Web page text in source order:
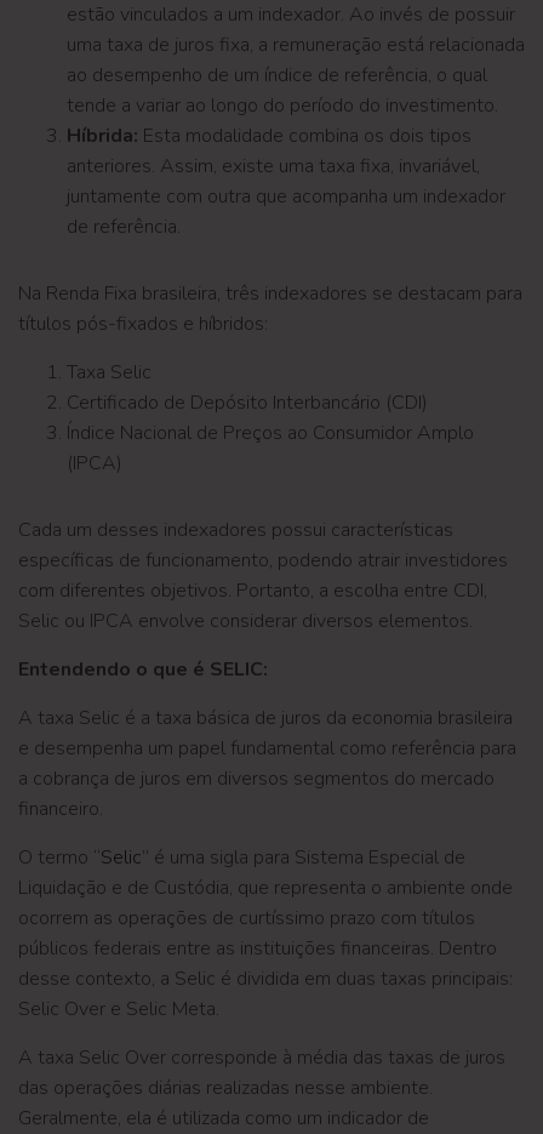
estão vinculados a um indexador. Ao invés de possuir
uma taxa de juros fixa, a remuneração está relacionada
ao desempenho de um índice de referência, o qual
tende a variar ao longo do período do investimento.
Híbrida: Esta modalidade combina os dois tipos
anteriores. Assim, existe uma taxa fixa, invariável,
juntamente com outra que acompanha um indexador
de referência.
Na Renda Fixa brasileira, três indexadores se destacam para
títulos pós-fixados e híbridos:
Taxa Selic
Certificado de Depósito Interbancário (CDI)
Índice Nacional de Preços ao Consumidor Amplo
(IPCA)
Cada um desses indexadores possui características
específicas de funcionamento, podendo atrair investidores
com diferentes objetivos. Portanto, a escolha entre CDI,
Selic ou IPCA envolve considerar diversos elementos.
Entendendo o que é SELIC:
A taxa Selic é a taxa básica de juros da economia brasileira
e desempenha um papel fundamental como referência para
a cobrança de juros em diversos segmentos do mercado
financeiro.
O termo “Selic” é uma sigla para Sistema Especial de
Liquidação e de Custódia, que representa o ambiente onde
ocorrem as operações de curtíssimo prazo com títulos
públicos federais entre as instituições financeiras. Dentro
desse contexto, a Selic é dividida em duas taxas principais:
Selic Over e Selic Meta.
A taxa Selic Over corresponde à média das taxas de juros
das operações diárias realizadas nesse ambiente.
Geralmente, ela é utilizada como um indicador de